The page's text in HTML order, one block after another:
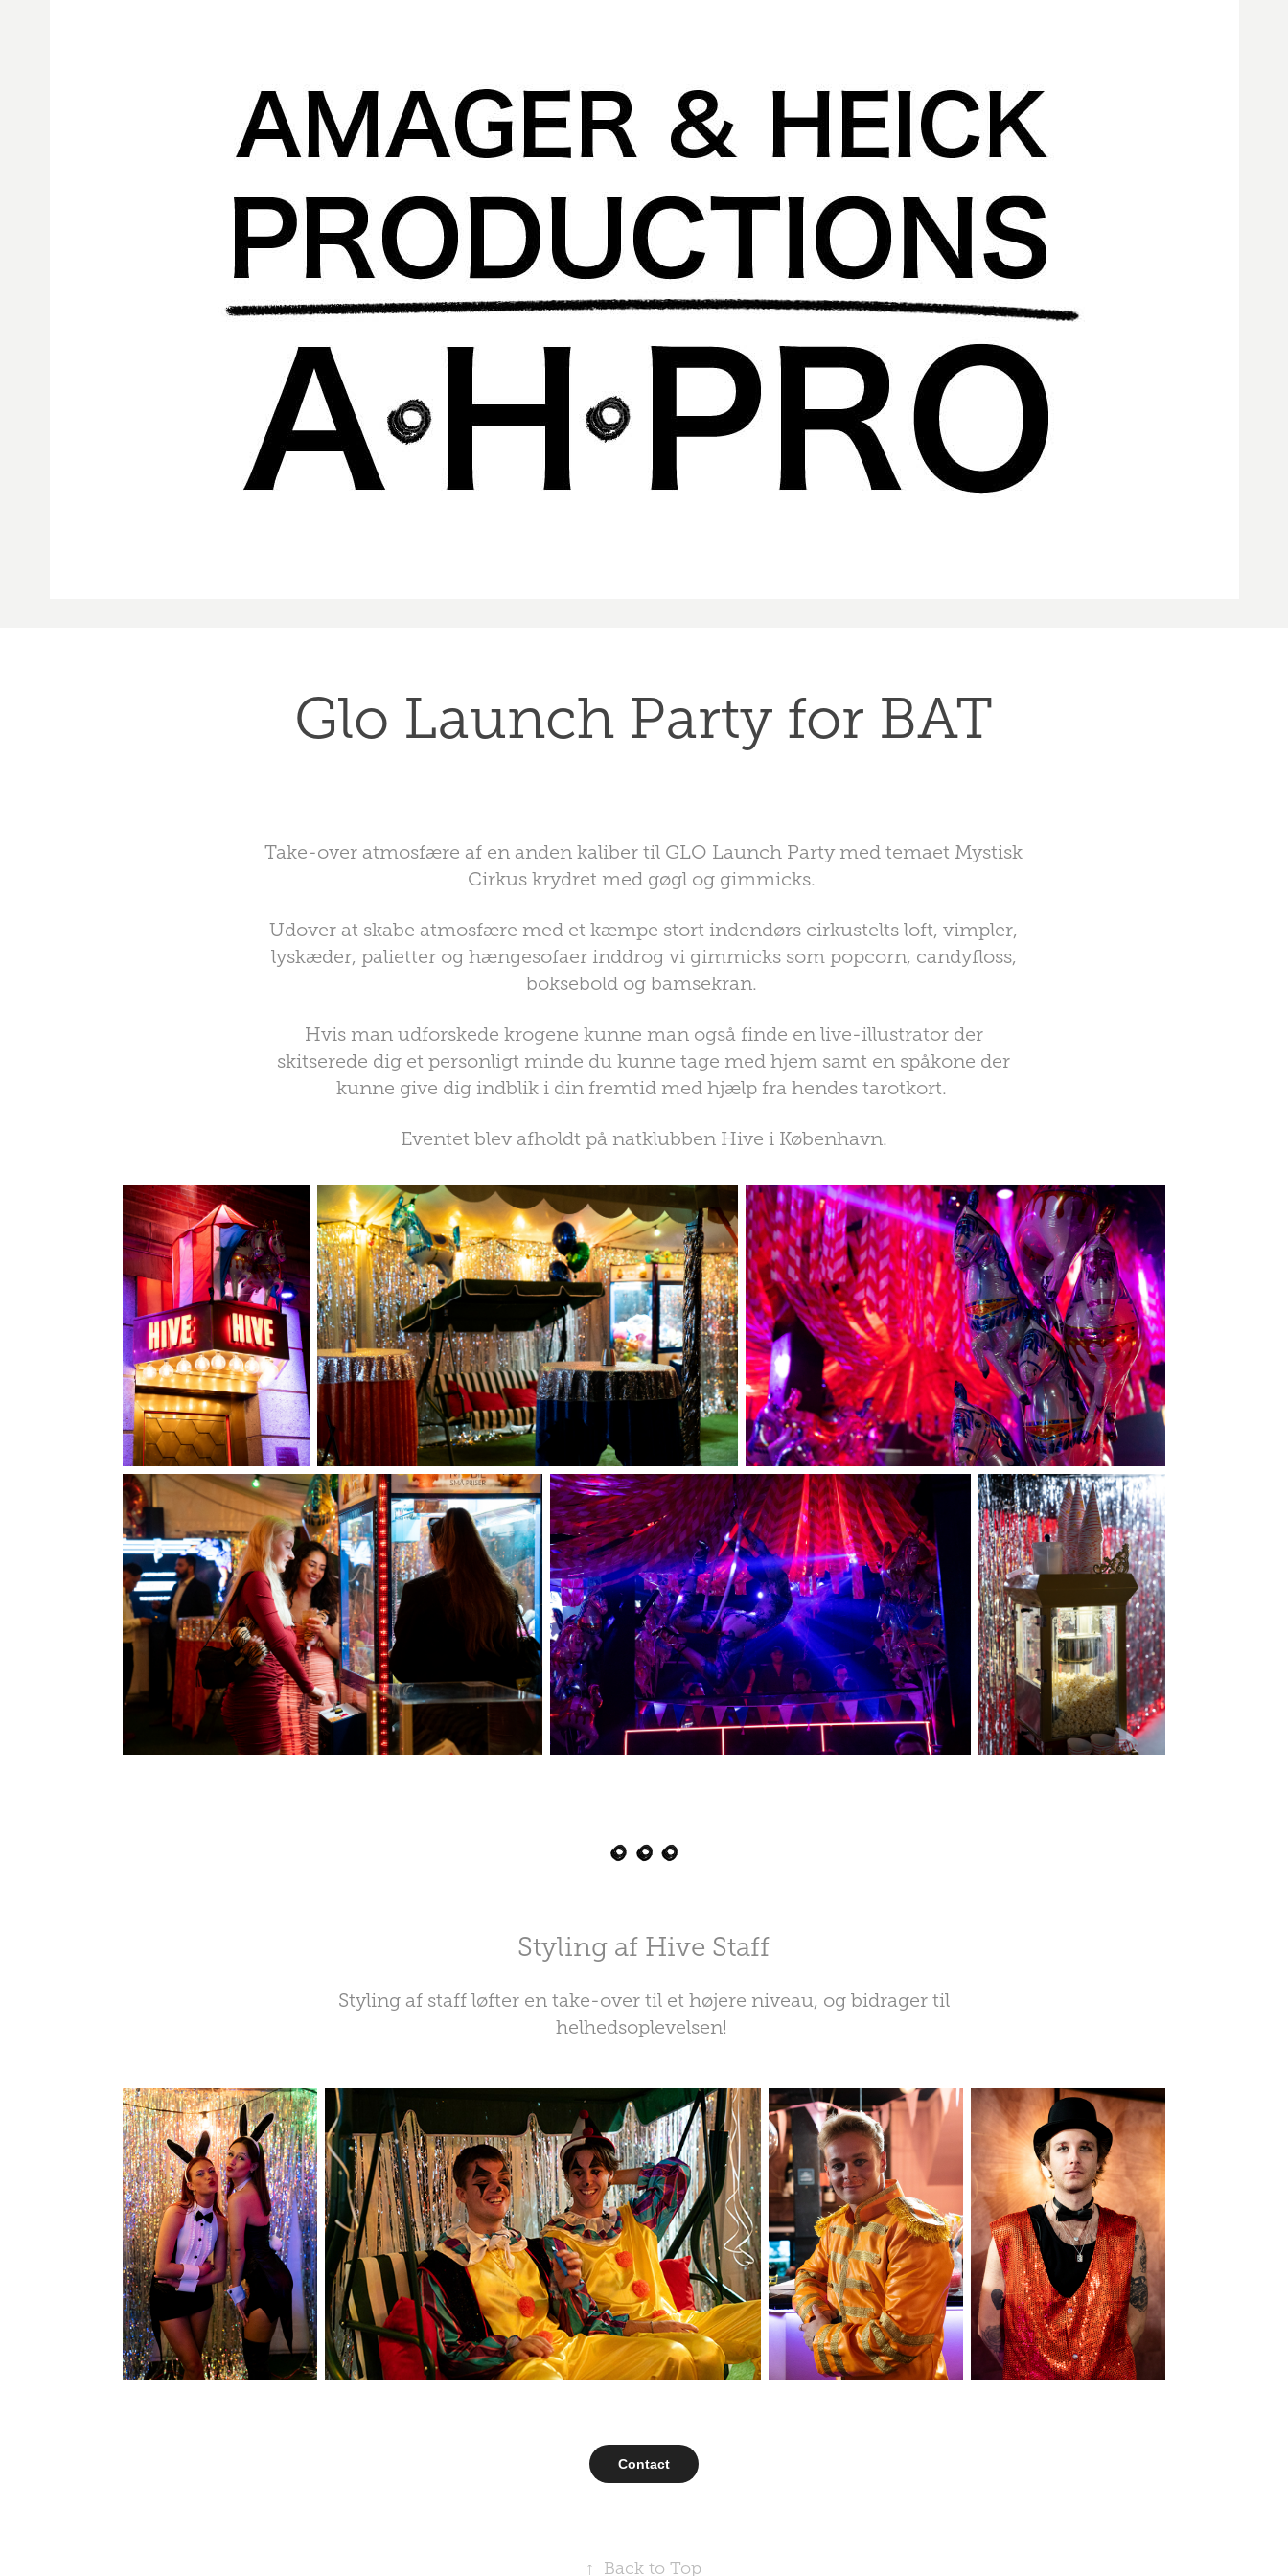
Glo Launch Party for BAT
Take-over atmosfære af en anden kaliber til GLO Launch Party med temaet Mystisk
Cirkus krydret med gøgl og gimmicks.
Udover at skabe atmosfære med et kæmpe stort indendørs cirkustelts loft, vimpler,
lyskæder, palietter og hængesofaer inddrog vi gimmicks som popcorn, candyfloss,
boksebold og bamsekran.
Hvis man udforskede krogene kunne man også finde en live-illustrator der
skitserede dig et personligt minde du kunne tage med hjem samt en spåkone der
kunne give dig indblik i din fremtid med hjælp fra hendes tarotkort.
Eventet blev afholdt på natklubben Hive i København.
Styling af Hive Staff
Styling af staff løfter en take-over til et højere niveau, og bidrager til
helhedsoplevelsen! ​​​​​​​​​​​​​​
Contact
↑ Back to Top